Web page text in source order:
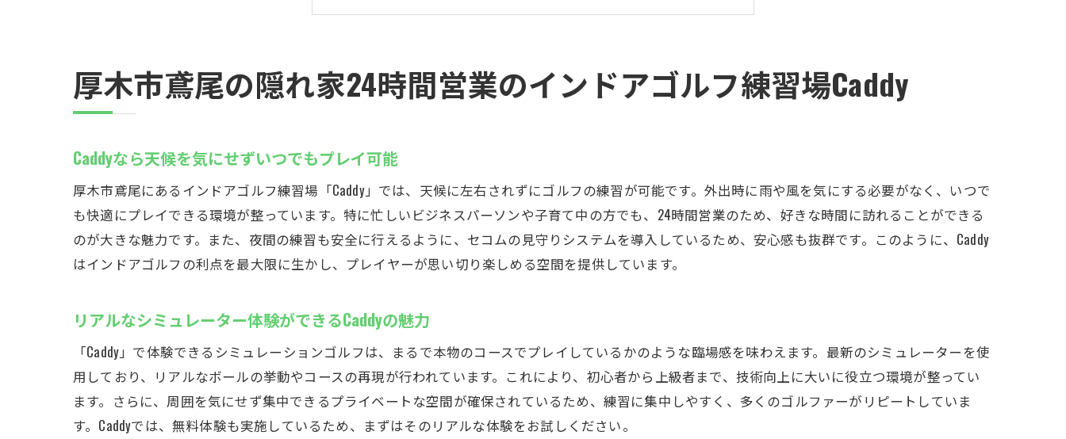
シミュレーションゴルフの新たな楽しみ方を発見
地域住民に愛されるCaddyの秘密
雨の日も夜中もOK24時間営業のインドアゴルフCaddy
夜中にゴルフができる理由とは？Caddyの特長
忙しい人に最適！自由に練習できるCaddy
Caddyでの夜間の利用方法とおすすめポイント
シミュレーションゴルフでいつでもスコアアップ
初心者ガイド：Caddyでの初めてのゴルフ体験
初めての方も安心！Caddyのサポート体制
無料体験の流れと申し込み方法
Caddyでゴルフスキルを基礎から学ぼう
初心者におすすめのシミュレーションコース
厚木市鳶尾の隠れ家24時間営業のインドアゴルフ練習場Caddy
Caddyなら天候を気にせずいつでもプレイ可能
厚木市鳶尾にあるインドアゴルフ練習場「Caddy」では、天候に左右されずにゴルフの練習が可能です。外出時に雨や風を気にする必要がなく、いつで
も快適にプレイできる環境が整っています。特に忙しいビジネスパーソンや子育て中の方でも、24時間営業のため、好きな時間に訪れることができる
のが大きな魅力です。また、夜間の練習も安全に行えるように、セコムの見守りシステムを導入しているため、安心感も抜群です。このように、Caddy
はインドアゴルフの利点を最大限に生かし、プレイヤーが思い切り楽しめる空間を提供しています。
リアルなシミュレーター体験ができるCaddyの魅力
「Caddy」で体験できるシミュレーションゴルフは、まるで本物のコースでプレイしているかのような臨場感を味わえます。最新のシミュレーターを使
用しており、リアルなボールの挙動やコースの再現が行われています。これにより、初心者から上級者まで、技術向上に大いに役立つ環境が整ってい
ます。さらに、周囲を気にせず集中できるプライベートな空間が確保されているため、練習に集中しやすく、多くのゴルファーがリピートしていま
す。Caddyでは、無料体験も実施しているため、まずはそのリアルな体験をお試しください。